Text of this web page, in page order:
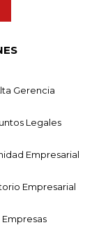
Gerencia
Legales
Empresarial
Empresarial
Empresas